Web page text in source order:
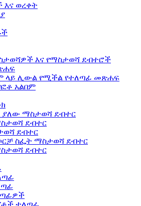
እና ወረቀት
እና የማስታወሻ ደብተሮች
ላይ ሊውል የሚችል የተለጣፊ መጽሐፍ
አልበም
ያለው ማስታወሻ ደብተር
ደብተር
ደብተር
ስፌት ማስታወሻ ደብተር
ደብተር
ተለጣፊ